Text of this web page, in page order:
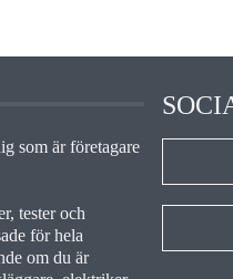
som är företagare
tester och
för hela
om du är